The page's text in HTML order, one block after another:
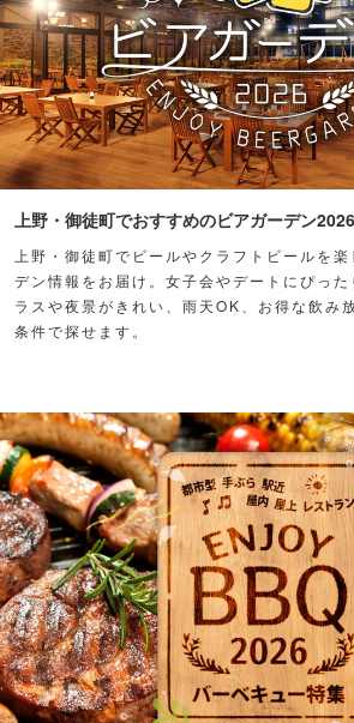
上野・御徒町でおすすめのビアガーデン2026
上野・御徒町でビールやクラフトビールを
デン情報をお届け。女子会やデートにぴっ
ラスや夜景がきれい、雨天OK、お得な飲み
条件で探せます。